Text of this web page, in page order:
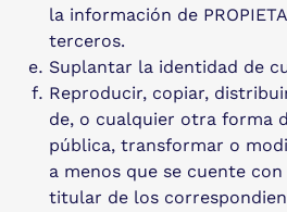
la información de
terceros.
Suplantar la identidad de
Reproducir, copiar,
de, o cualquier otra forma
pública, transformar o
a menos que se cuente
titular de los